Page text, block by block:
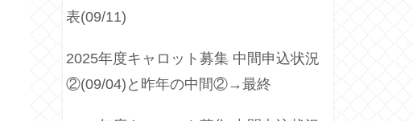
表(09/11)
2025年度キャロット募集 中間申込状況
②(09/04)と昨年の中間②→最終